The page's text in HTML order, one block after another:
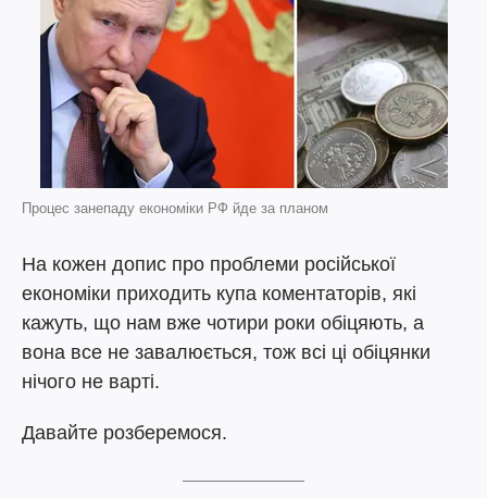
Процес занепаду економіки РФ йде за планом
На кожен допис про проблеми російської
економіки приходить купа коментаторів, які
кажуть, що нам вже чотири роки обіцяють, а
вона все не завалюється, тож всі ці обіцянки
нічого не варті.
Давайте розберемося.